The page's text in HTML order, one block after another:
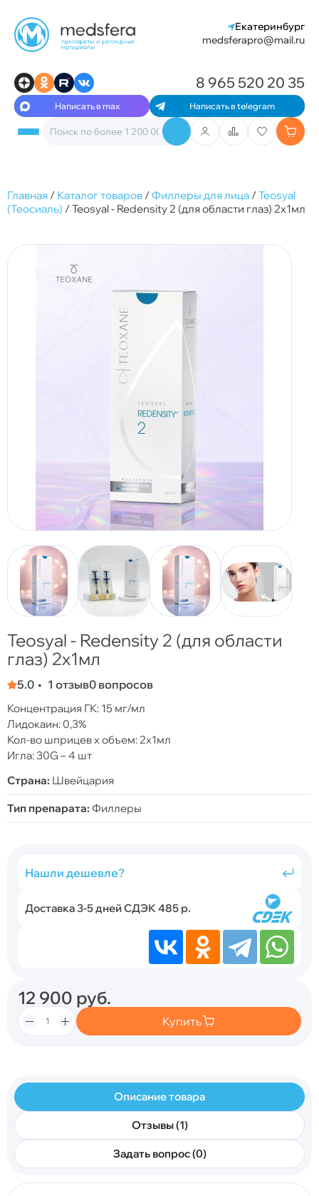
Екатеринбург
medsferapro@mail.ru
Написать в max Написать в telegram
8 965 520 20 35
Главная / Каталог товаров /Филлеры для лица /Teosyal
(Теосиаль) /Teosyal - Redensity 2 (для области глаз) 2x1мл
Teosyal - Redensity 2 (для области
глаз) 2x1мл
5.0 1 отзыв0 вопросов
Концентрация ГК: 15 мг/мл
Лидокаин: 0,3%
Кол-во шприцев х объем: 2x1мл
Игла: 30G – 4 шт
Страна: Швейцария
Тип препарата: Филлеры
Нашли дешевле?
Доставка 3-5 дней СДЭК 485 р.
12 900 руб.
Купить
Описание товара
Отзывы (1)
Задать вопрос (0)